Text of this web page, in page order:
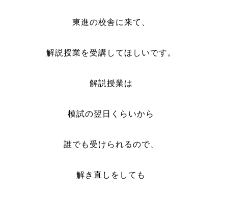
東進の校舎に来て、
解説授業を受講してほしいです。
解説授業は
模試の翌日くらいから
誰でも受けられるので、
解き直しをしても